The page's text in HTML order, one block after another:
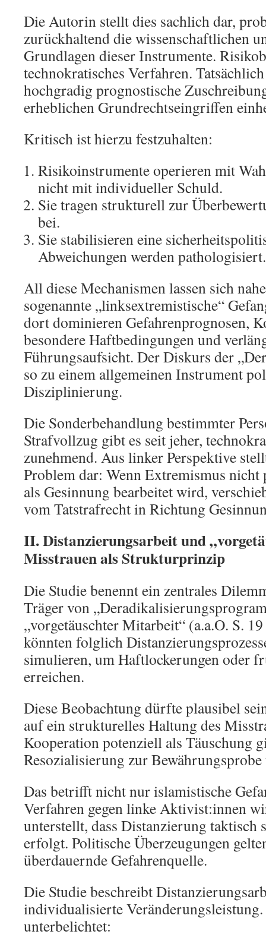
Die Autorin stellt dies sachlich dar,
zurückhaltend die wissenschaftlichen
Grundlagen dieser Instrumente.
technokratisches Verfahren.
hochgradig prognostische
erheblichen Grundrechtseingriffen
Kritisch ist hierzu festzuhalten:
Risikoinstrumente operieren mit
nicht mit individueller Schuld.
Sie tragen strukturell zur
bei.
Sie stabilisieren eine
Abweichungen werden pathologisiert.
All diese Mechanismen lassen sich
sogenannte „linksextremistische“
dort dominieren Gefahrenprognosen,
besondere Haftbedingungen und
Führungsaufsicht. Der Diskurs der
so zu einem allgemeinen Instrument
Disziplinierung.
Die Sonderbehandlung bestimmter
Strafvollzug gibt es seit jeher,
zunehmend. Aus linker Perspektive
Problem dar: Wenn Extremismus nicht
als Gesinnung bearbeitet wird,
vom Tatstrafrecht in Richtung
II. Distanzierungsarbeit und
Misstrauen als Strukturprinzip
Die Studie benennt ein zentrales
Träger von
„vorgetäuschter Mitarbeit“ (a.a.O. S.
könnten folglich
simulieren, um Haftlockerungen oder
erreichen.
Diese Beobachtung dürfte plausibel
auf ein strukturelles Haltung des
Kooperation potenziell als Täuschung
Resozialisierung zur
Das betrifft nicht nur islamistische
Verfahren gegen linke Aktivist:innen
unterstellt, dass Distanzierung taktisch
erfolgt. Politische Überzeugungen
überdauernde Gefahrenquelle.
Die Studie beschreibt
individualisierte
unterbelichtet: